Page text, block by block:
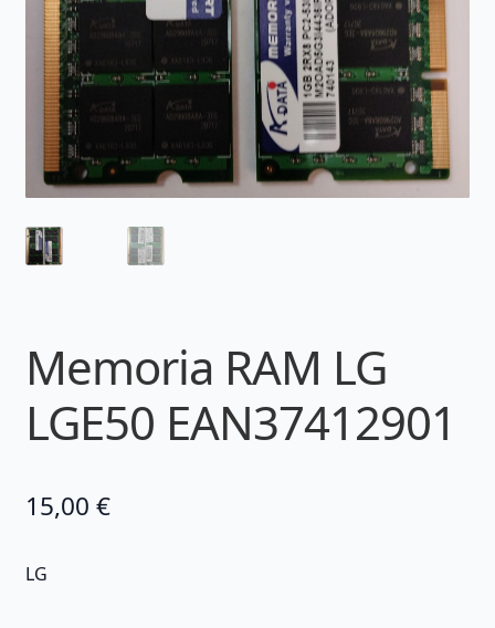
Memoria RAM LG
LGE50 EAN37412901
15,00 €
LG